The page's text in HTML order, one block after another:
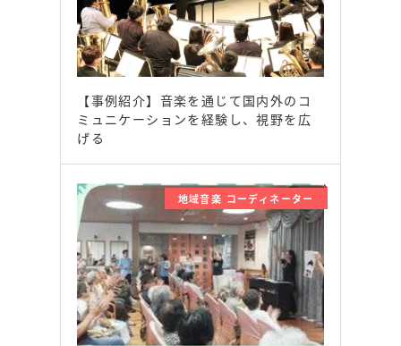
【事例紹介】音楽を通じて国内外のコ
ミュニケーションを経験し、視野を広
げる
地域音楽 コーディネーター